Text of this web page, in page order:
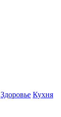
Здоровье Кухня